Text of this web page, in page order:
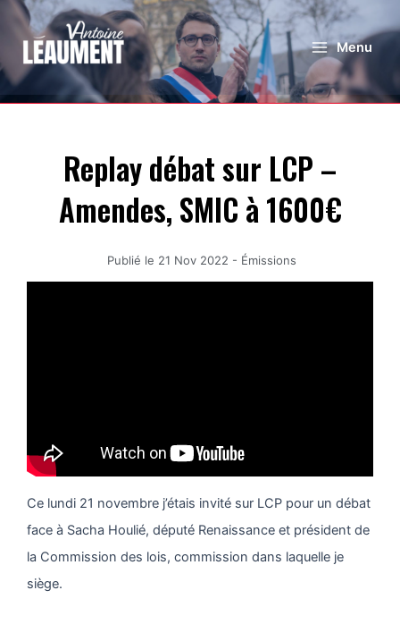
Menu
Replay débat sur LCP –
Amendes, SMIC à 1600€
Publié le 21 Nov 2022 - Émissions
Ce lundi 21 novembre j’étais invité sur LCP pour un débat
face à Sacha Houlié, député Renaissance et président de
la Commission des lois, commission dans laquelle je
siège.